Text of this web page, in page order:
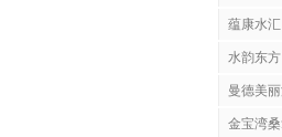
蕴康水汇
水韵东方
曼德美
金宝湾